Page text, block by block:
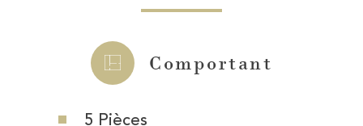
Comportant
5 Pièces